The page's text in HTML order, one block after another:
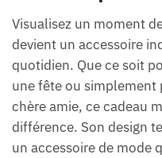
Visualisez un moment
devient un accessoire
quotidien. Que ce soit
une fête ou simplement
chère amie, ce cadeau
différence. Son design
un accessoire de mode